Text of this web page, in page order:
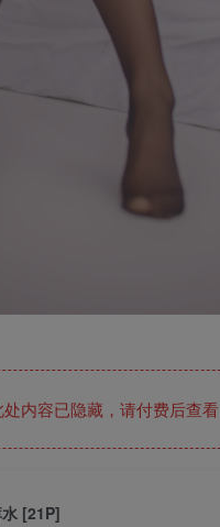
内容已隐藏，请付费后查看
[21P]